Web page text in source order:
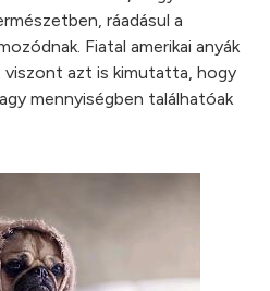
ráadásul a
Fiatal amerikai anyák
azt is kimutatta, hogy
mennyiségben találhatóak